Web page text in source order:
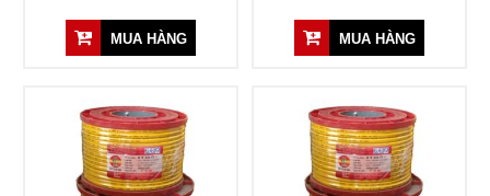
MUA HÀNG MUA HÀNG